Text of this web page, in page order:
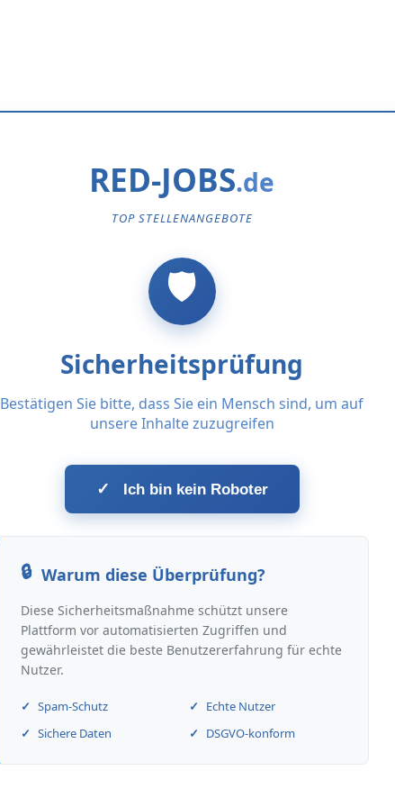
RED-JOBS
TOP STELLENANGEBOTE
Sicherheitsprüfung
Bestätigen Sie bitte, dass Sie ein Mensch sind, um auf
unsere Inhalte zuzugreifen
✓ Ich bin kein Roboter
Warum diese Überprüfung?
Diese Sicherheitsmaßnahme schützt unsere
Plattform vor automatisierten Zugriffen und
gewährleistet die beste Benutzererfahrung für echte
Nutzer.
Spam-Schutz
Echte Nutzer
Sichere Daten
DSGVO-konform